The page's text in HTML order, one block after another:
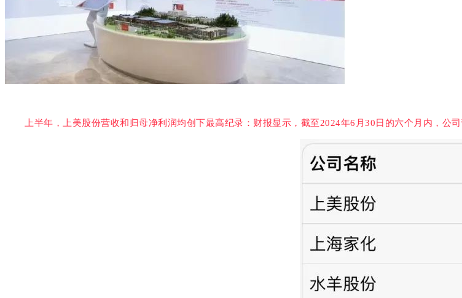
上半年，上美股份营收和归母净利润均创下最高纪录：财报显示，截至2024年6月30日的六个月内，